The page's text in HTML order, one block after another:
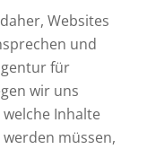
Websites
und
für
wir uns
Inhalte
müssen,